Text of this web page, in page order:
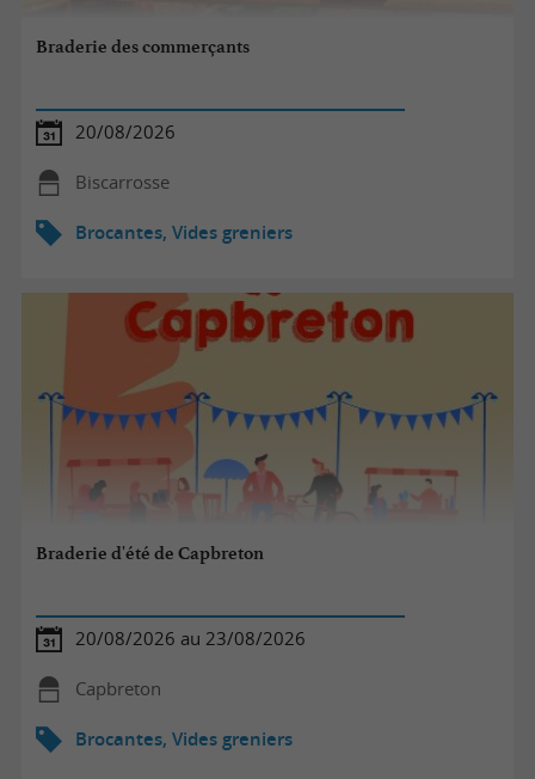
Braderie des commerçants
20/08/2026
Biscarrosse
Brocantes, Vides greniers
Braderie d'été de Capbreton
20/08/2026 au 23/08/2026
Capbreton
Brocantes, Vides greniers